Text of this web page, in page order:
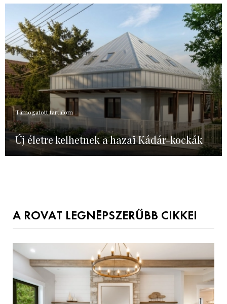
Támogatott tartalom
Új életre kelhetnek a hazai Kádár-kockák
A ROVAT LEGNÉPSZERŰBB CIKKEI